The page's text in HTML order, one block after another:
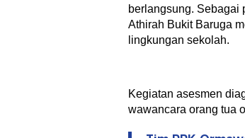
berlangsung. Sebagai
Athirah Bukit Baruga
lingkungan sekolah.
Kegiatan asesmen
wawancara orang tua